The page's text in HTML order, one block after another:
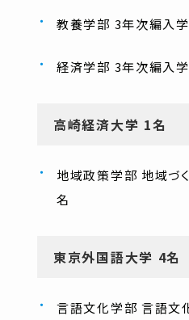
教養学部 3年次編入
経済学部 3年次編入
高崎経済大学 1名
地域政策学部 地域づ
名
東京外国語大学 4名
言語文化学部 言語文